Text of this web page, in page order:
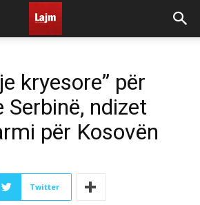
kryesore” për
ndizet
për Kosovën
Twitter